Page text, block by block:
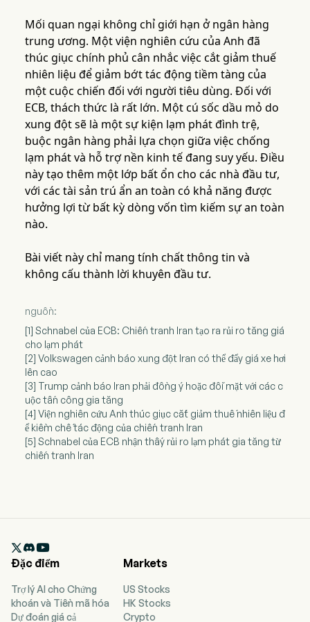
Mối quan ngại không chỉ giới hạn ở ngân hàng
trung ương. Một viện nghiên cứu của Anh đã
thúc giục chính phủ cân nhắc việc cắt giảm thuế
nhiên liệu để giảm bớt tác động tiềm tàng của
một cuộc chiến đối với người tiêu dùng. Đối với
ECB, thách thức là rất lớn. Một cú sốc dầu mỏ do
xung đột sẽ là một sự kiện lạm phát đình trệ,
buộc ngân hàng phải lựa chọn giữa việc chống
lạm phát và hỗ trợ nền kinh tế đang suy yếu. Điều
này tạo thêm một lớp bất ổn cho các nhà đầu tư,
với các tài sản trú ẩn an toàn có khả năng được
hưởng lợi từ bất kỳ dòng vốn tìm kiếm sự an toàn
nào.
Bài viết này chỉ mang tính chất thông tin và
không cấu thành lời khuyên đầu tư.
nguồn:
[1] Schnabel của ECB: Chiến tranh Iran tạo ra rủi ro tăng giá
cho lạm phát
[2] Volkswagen cảnh báo xung đột Iran có thể đẩy giá xe hơi
lên cao
[3] Trump cảnh báo Iran phải đồng ý hoặc đối mặt với các c
uộc tấn công gia tăng
[4] Viện nghiên cứu Anh thúc giục cắt giảm thuế nhiên liệu đ
ể kiềm chế tác động của chiến tranh Iran
[5] Schnabel của ECB nhận thấy rủi ro lạm phát gia tăng từ
chiến tranh Iran

Đặc điểm
Trợ lý AI cho Chứng
khoán và Tiền mã hóa
Dự đoán giá cả
Markets
US Stocks
HK Stocks
Crypto